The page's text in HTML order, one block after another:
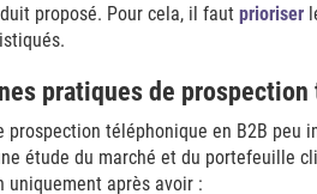
proposé. Pour cela, il faut prioriser
pratiques de
prospection téléphonique en B2B peu
étude du marché et du portefeuille
uniquement après avoir :